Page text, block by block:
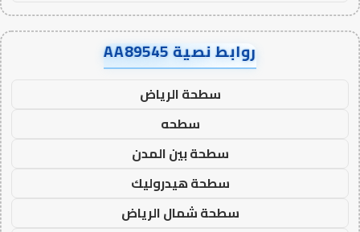
روابط نصية AA89545
سطحة الرياض
سطحه
سطحة بين المدن
سطحة هيدروليك
سطحة شمال الرياض